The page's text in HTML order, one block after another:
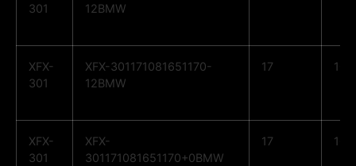
301
12BMW
XFX-
301
XFX-301171081651170-
12BMW
17 10
XFX-
301
XFX-
301171081651170+0BMW
17 10